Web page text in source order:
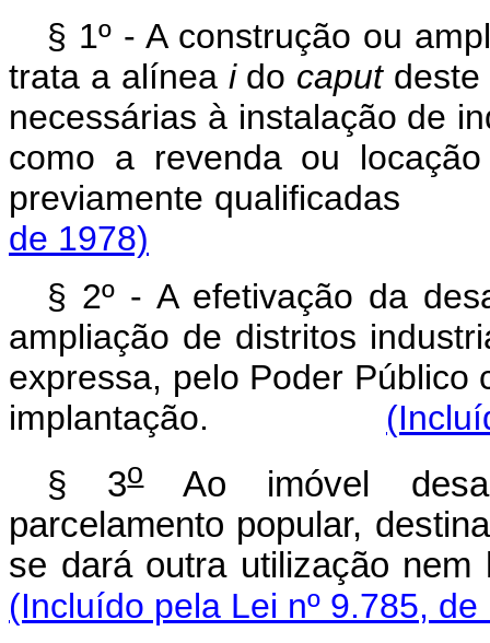
§ 1º - A construção ou
trata a alínea i do caput
necessárias à instalação de
como a revenda ou
previamente
de 1978)
§ 2º - A efetivação da
ampliação de distritos
expressa, pelo Poder Público
implantação.
§ 3oAo imóvel
parcelamento popular,
se dará outra
(Incluído pela Lei nº 9.785, de